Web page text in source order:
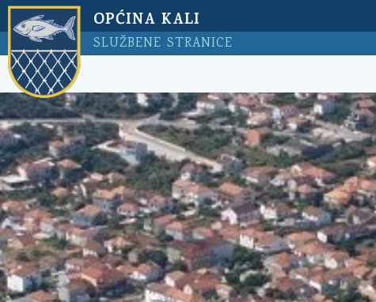
OPĆINA KALI
SLUŽBENE STRANICE